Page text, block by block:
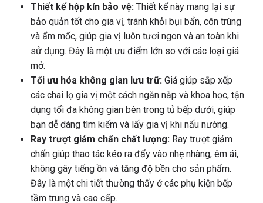
Thiết kế hộp kín bảo vệ:Thiết kế này mang lại sự
bảo quản tốt cho gia vị, tránh khỏi bụi bẩn, côn trùng
và ẩm mốc, giúp gia vị luôn tươi ngon và an toàn khi
sử dụng. Đây là một ưu điểm lớn so với các loại giá
mở.
Tối ưu hóa không gian lưu trữ:Giá giúp sắp xếp
các chai lọ gia vị một cách ngăn nắp và khoa học, tận
dụng tối đa không gian bên trong tủ bếp dưới, giúp
bạn dễ dàng tìm kiếm và lấy gia vị khi nấu nướng.
Ray trượt giảm chấn chất lượng:Ray trượt giảm
chấn giúp thao tác kéo ra đẩy vào nhẹ nhàng, êm ái,
không gây tiếng ồn và tăng độ bền cho sản phẩm.
Đây là một chi tiết thường thấy ở các phụ kiện bếp
tầm trung và cao cấp.